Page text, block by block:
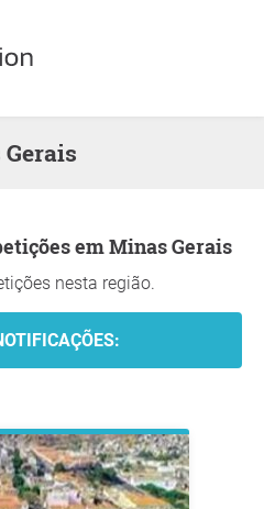
Gerais
em Minas Gerais
nesta região.